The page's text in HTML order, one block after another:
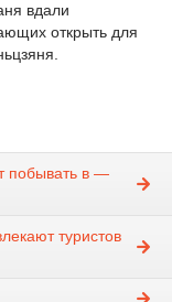
вдали
открыть для
побывать в —
туристов